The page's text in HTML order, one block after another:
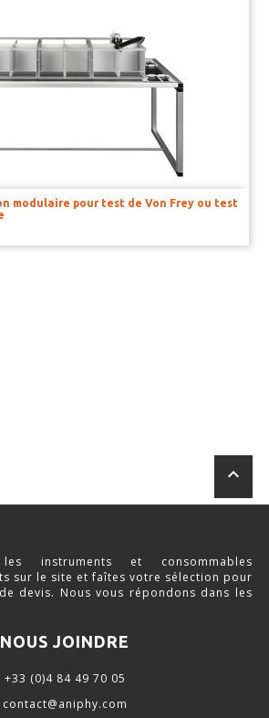
modulaire pour test de Von Frey ou test
keyboard_arrow_up
instruments et consommables
sur le site et faîtes votre sélection pour
devis. Nous vous répondons dans les
NOUS JOINDRE
+33 (0)4 84 49 70 05
contact@aniphy.com